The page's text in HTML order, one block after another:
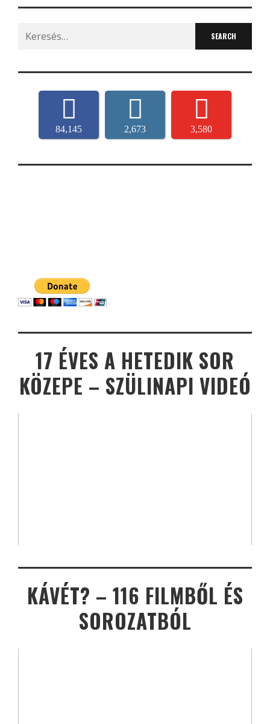
Search
for:
84,145 2,673 3,580
17 ÉVES A HETEDIK SOR
KÖZEPE – SZÜLINAPI VIDEÓ
KÁVÉT? – 116 FILMBŐL ÉS
SOROZATBÓL